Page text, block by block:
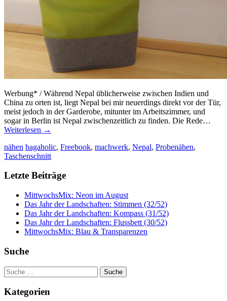
Werbung* / Während Nepal üblicherweise zwischen Indien und
China zu orten ist, liegt Nepal bei mir neuerdings direkt vor der Tür,
meist jedoch in der Garderobe, mitunter im Arbeitszimmer, und
sogar in Berlin ist Nepal zwischenzeitlich zu finden. Die Rede…
Weiterlesen →
nähen bagaholic, Freebook, machwerk, Nepal, Probenähen,
Taschenschnitt
Letzte Beiträge
MittwochsMix: Neon im August
Das Jahr der Landschaften: Stimmen (32/52)
Das Jahr der Landschaften: Kompass (31/52)
Das Jahr der Landschaften: Flussbett (30/52)
MittwochsMix: Blau & Transparenzen
Suche
Suche
nach:
Kategorien